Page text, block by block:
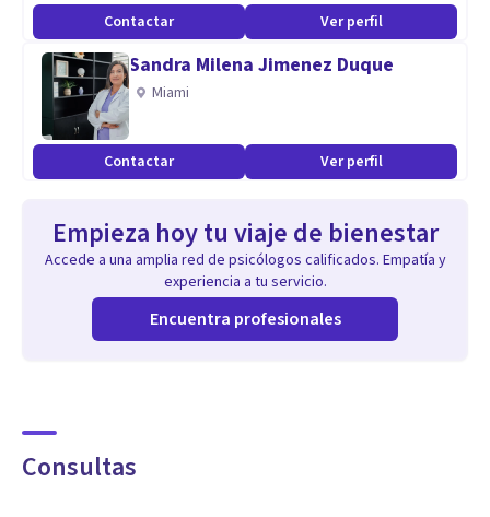
Contactar Ver perfil
Sandra Milena Jimenez Duque
Miami
Contactar Ver perfil
Empieza hoy tu viaje de bienestar
Accede a una amplia red de psicólogos calificados. Empatía y
experiencia a tu servicio.
Encuentra profesionales
Consultas